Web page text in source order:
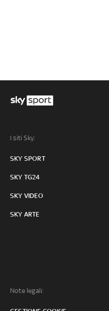
I siti Sky:
SKY SPORT
SKY TG24
SKY VIDEO
SKY ARTE
Note legali: